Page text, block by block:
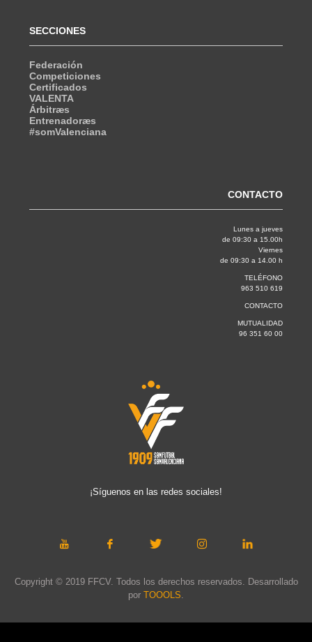
SECCIONES
Federación
Competiciones
Certificados
VALENTA
Árbitræs
Entrenadoræs
#somValenciana
CONTACTO
Lunes a jueves
de 09:30 a 15.00h
Viernes
de 09:30 a 14.00 h
TELÉFONO
963 510 619
CONTACTO
MUTUALIDAD
96 351 60 00
¡Síguenos en las redes sociales!
Copyright © 2019 FFCV. Todos los derechos reservados. Desarrollado
por TOOOLS